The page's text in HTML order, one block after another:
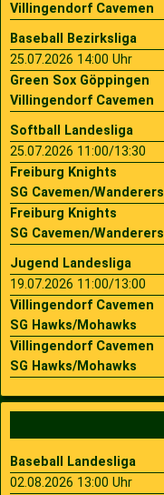
Villingendorf Cavemen
Baseball Bezirksliga
25.07.2026 14:00 Uhr
Green Sox Göppingen
Villingendorf Cavemen
Softball Landesliga
25.07.2026 11:00/13:30
Freiburg Knights
SG Cavemen/Wanderers
Freiburg Knights
SG Cavemen/Wanderers
Jugend Landesliga
19.07.2026 11:00/13:00
Villingendorf Cavemen
SG Hawks/Mohawks
Villingendorf Cavemen
SG Hawks/Mohawks
Baseball Landesliga
02.08.2026 13:00 Uhr